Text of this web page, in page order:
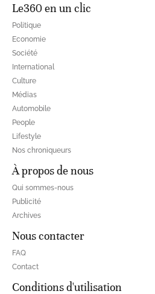
Le360 en un clic
Politique
Economie
Société
International
Culture
Médias
Automobile
People
Lifestyle
Nos chroniqueurs
À propos de nous
Qui sommes-nous
Publicité
Archives
Nous contacter
FAQ
Contact
Conditions d'utilisation